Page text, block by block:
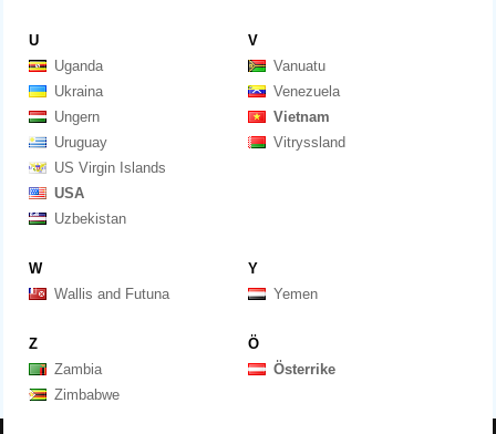
U
Uganda
Ukraina
Ungern
Uruguay
US Virgin Islands
USA
Uzbekistan
V
Vanuatu
Venezuela
Vietnam
Vitryssland
W
Wallis and Futuna
Y
Yemen
Z
Zambia
Zimbabwe
Ö
Österrike